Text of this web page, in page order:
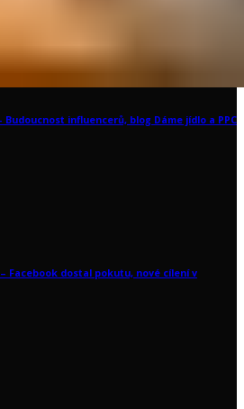
Budoucnost influencerů, blog Dáme jídlo a PPC
Facebook dostal pokutu, nové cílení v